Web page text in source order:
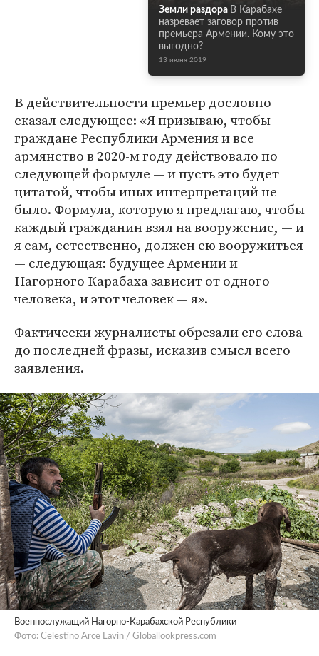
Земли раздора В Карабахе
назревает заговор против
премьера Армении. Кому это
выгодно?
13 июня 2019
В действительности премьер дословно
сказал следующее: «Я призываю, чтобы
граждане Республики Армения и все
армянство в 2020-м году действовало по
следующей формуле — и пусть это будет
цитатой, чтобы иных интерпретаций не
было. Формула, которую я предлагаю, чтобы
каждый гражданин взял на вооружение, — и
я сам, естественно, должен ею вооружиться
— следующая: будущее Армении и
Нагорного Карабаха зависит от одного
человека, и этот человек — я».
Фактически журналисты обрезали его слова
до последней фразы, исказив смысл всего
заявления.
Военнослужащий Нагорно-Карабахской Республики
Фото: Celestino Arce Lavin / Globallookpress.com